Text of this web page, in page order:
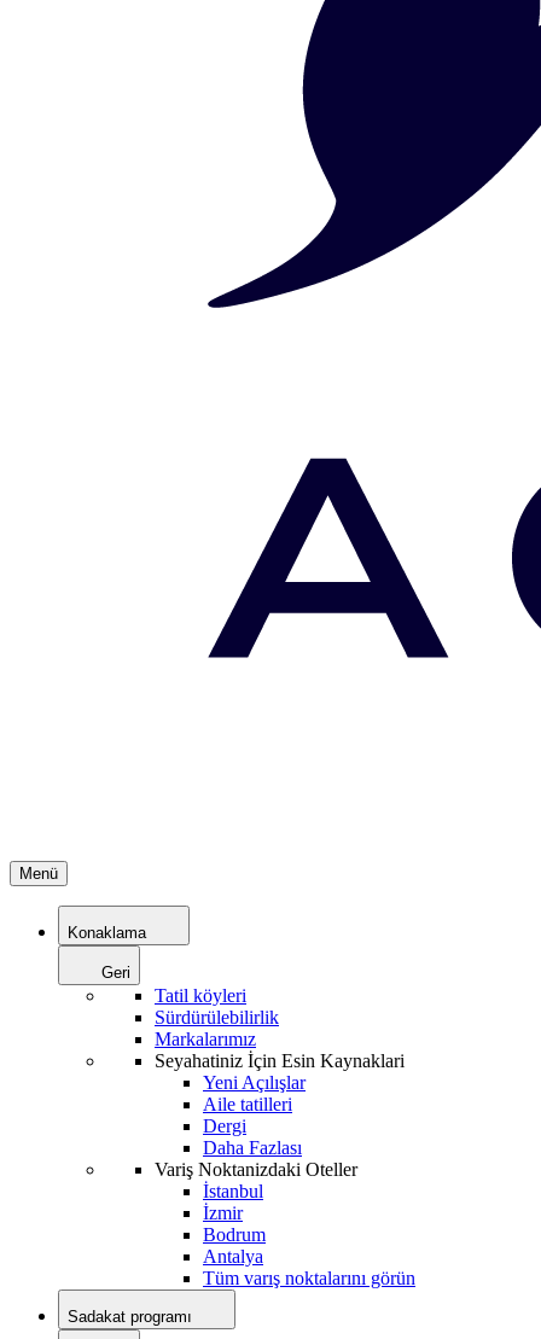
Menü
Konaklama
Geri
Tatil köyleri
Sürdürülebilirlik
Markalarımız
Seyahatiniz İçin Esin Kaynaklari
Yeni Açılışlar
Aile tatilleri
Dergi
Daha Fazlası
Variş Noktanizdaki Oteller
İstanbul
İzmir
Bodrum
Antalya
Tüm varış noktalarını görün
Sadakat programı